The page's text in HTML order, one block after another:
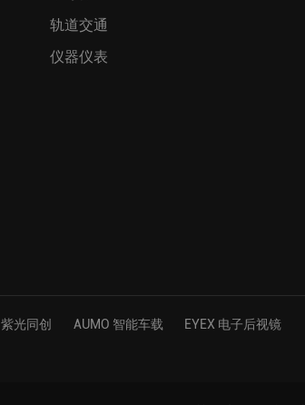
轨道交通
仪器仪表
紫光同创 AUMO 智能车载 EYEX 电子后视镜